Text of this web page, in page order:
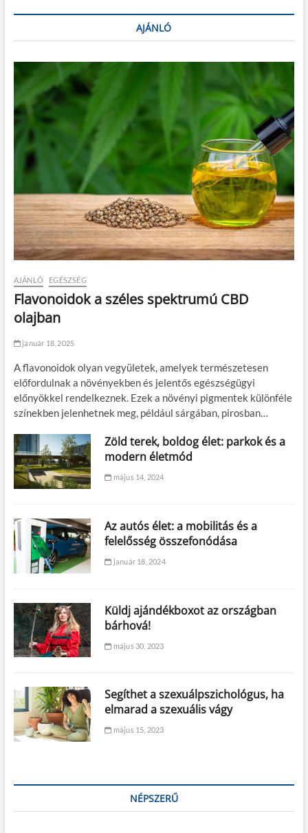
AJÁNLÓ
AJÁNLÓ EGÉSZSÉG
Flavonoidok a széles spektrumú CBD
olajban
január 18, 2025
A flavonoidok olyan vegyületek, amelyek természetesen
előfordulnak a növényekben és jelentős egészségügyi
előnyökkel rendelkeznek. Ezek a növényi pigmentek különféle
színekben jelenhetnek meg, például sárgában, pirosban…
Zöld terek, boldog élet: parkok és a
modern életmód
május 14, 2024
Az autós élet: a mobilitás és a
felelősség összefonódása
január 18, 2024
Küldj ajándékboxot az országban
bárhová!
május 30, 2023
Segíthet a szexuálpszichológus, ha
elmarad a szexuális vágy
május 15, 2023
NÉPSZERŰ